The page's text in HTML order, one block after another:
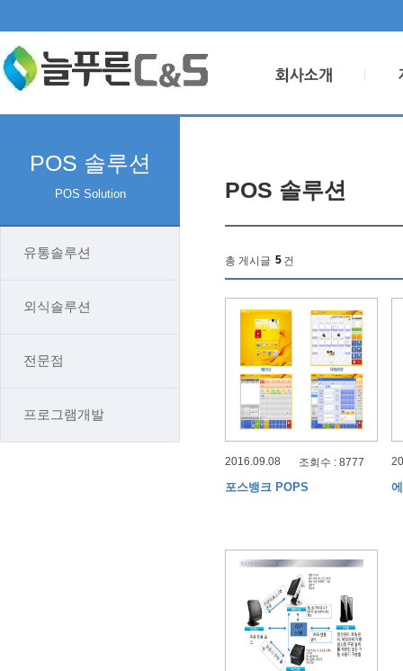
POS 솔루션
POS Solution
유통솔루션
외식솔루션
전문점
프로그램개발
POS 솔루션
총 게시글 5 건
2016.09.08 조회수 : 8777
포스뱅크 POPS